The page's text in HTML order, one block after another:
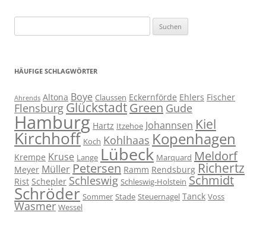
nach:
HÄUFIGE SCHLAGWÖRTER
Ahrends Altona Boye Claussen Eckernförde Ehlers Fischer
Flensburg GlückstadtGreen Gude
Hamburg Hartz Itzehoe Johannsen Kiel
Kirchhoff Koch Kohlhaas Kopenhagen
Krempe Kruse Lange Lübeck Marquard Meldorf
Meyer Müller Petersen Ramm Rendsburg Richertz
Rist Schepler Schleswig Schleswig-Holstein Schmidt
Schröder Sommer Stade Steuernagel Tanck Voss
Wasmer Wessel